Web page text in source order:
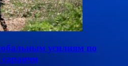
усилиям по
саранчи